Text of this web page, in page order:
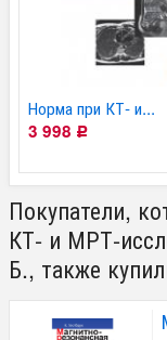
Норма при КТ- и...
3 998 Р
Покупатели,
КТ- и МРТ-
Б., также